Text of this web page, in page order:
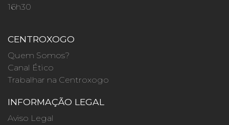
16h30
CENTROXOGO
Quem Somos?
Canal Ético
Trabalhar na Centroxogo
INFORMAÇÃO LEGAL
Aviso Legal